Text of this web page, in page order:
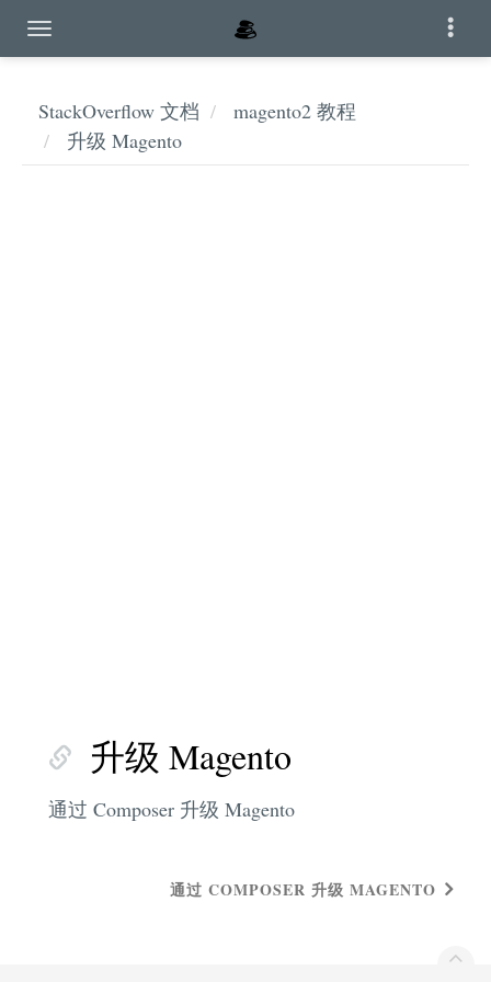
StackOverflow 文档
magento2 教程
升级 Magento
升级 Magento
通过 Composer 升级 Magento
通过 COMPOSER 升级 MAGENTO